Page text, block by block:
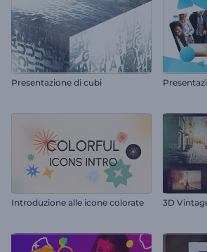
Presentazione di cubi
Introduzione alle icone colorate 3D